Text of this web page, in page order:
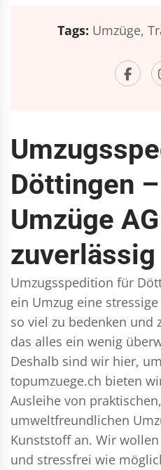
Tags: Umzüge,
Döttingen
Umzüge AG
Umzugsspedition für
ein Umzug eine
so viel zu bedenken und
das alles ein wenig
Deshalb sind wir hier,
topumzuege.ch bieten
Ausleihe von
umweltfreundlichen
Kunststoff an. Wir
und stressfrei wie